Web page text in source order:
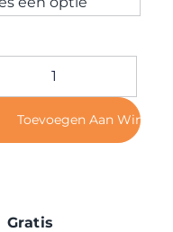
Toevoegen Aan
Gratis